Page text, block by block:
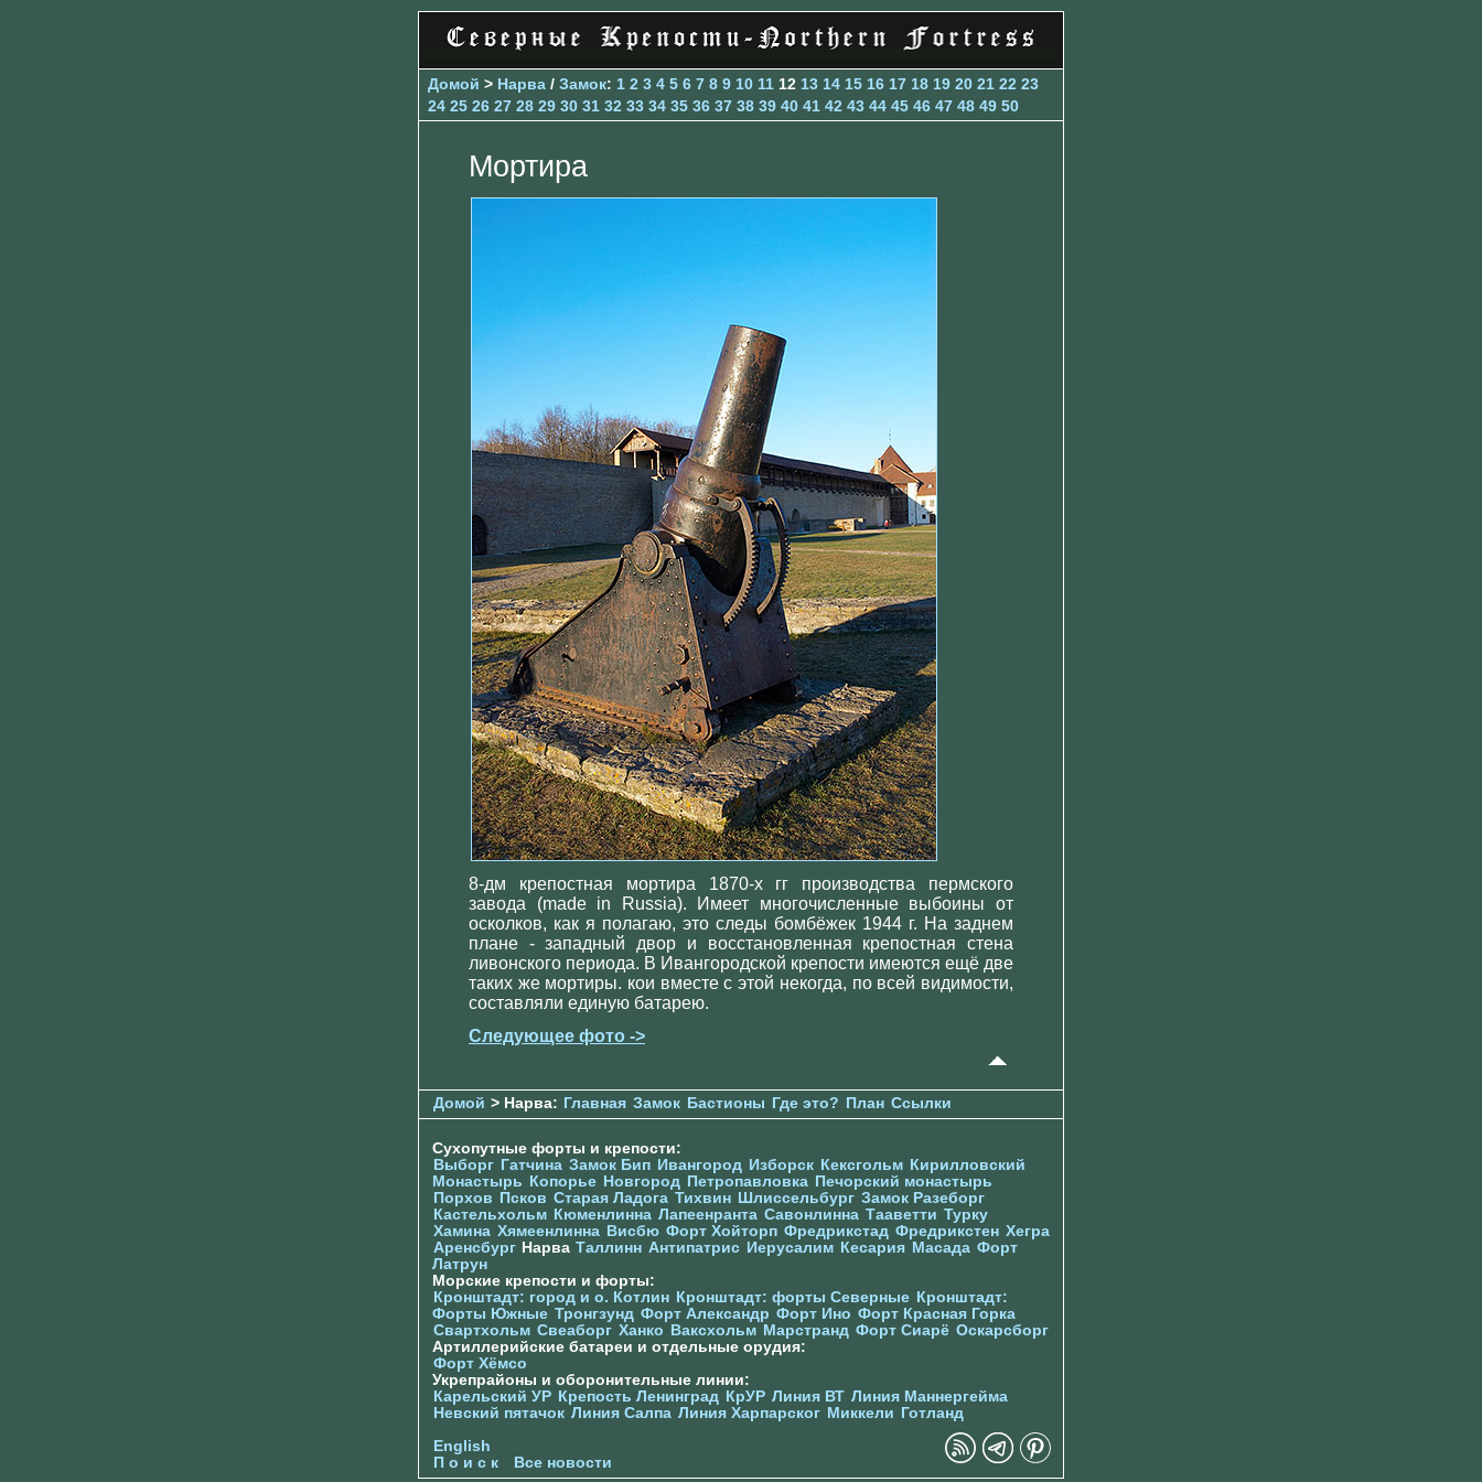
Домой > Нарва / Замок: 1 2 3 4 5 6 7 8 9 10 11 12 13 14 15 16 17 18 19 20 21 22 23
24 25 26 27 28 29 30 31 32 33 34 35 36 37 38 39 40 41 42 43 44 45 46 47 48 49 50
Мортира
8-дм крепостная мортира 1870-х гг производства пермского
завода (made in Russia). Имеет многочисленные выбоины от
осколков, как я полагаю, это следы бомбёжек 1944 г. На заднем
плане - западный двор и восстановленная крепостная стена
ливонского периода. В Ивангородской крепости имеются ещё две
таких же мортиры. кои вместе с этой некогда, по всей видимости,
составляли единую батарею.
Следующее фото ->
Домой > Нарва: Главная Замок Бастионы Где это? План Ссылки
Сухопутные форты и крепости:
Выборг Гатчина Замок Бип Ивангород Изборск Кексгольм Кирилловский
Монастырь
Копорье Новгород Петропавловка Печорcкий монастырь
Порхов
Псков Старая Ладога Тихвин Шлиссельбург Замок Разеборг
Кастельхольм Кюменлинна Лапеенранта Савонлинна Тааветти Турку
Хамина Хямеенлинна Висбю Форт Хойторп Фредрикстад Фредрикстен Хегра
Аренсбург Нарва Таллинн Антипатрис Иерусалим Кесария Масада Форт
Латрун
Морские крепости и форты:
Кронштадт: город и о. Котлин Кронштадт: форты Северные Кронштадт:
Форты Южные Тронгзунд Форт Александр Форт Ино Форт Красная Горка
Свартхольм Свеаборг Ханко Ваксхольм Марстранд Форт Сиарё Оскарсборг
Артиллерийские батареи и отдельные орудия:
Форт Хёмсо
Укрепрайоны и оборонительные линии:
Карельский УР Крепость Ленинград КрУР Линия ВТ Линия Маннергейма
Невский пятачок Линия Салпа Линия Харпарског Миккели
Готланд
English
П о и с к
Все новости